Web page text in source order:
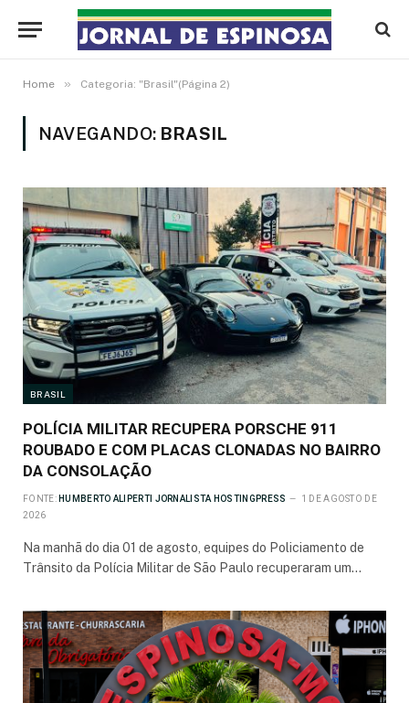
Home » Categoria: "Brasil"(Página 2)
NAVEGANDO: BRASIL
BRASIL
POLÍCIA MILITAR RECUPERA PORSCHE 911
ROUBADO E COM PLACAS CLONADAS NO BAIRRO
DA CONSOLAÇÃO
FONTE: HUMBERTO ALIPERTI JORNALISTA HOSTINGPRESS
1 DE AGOSTO DE
2026
Na manhã do dia 01 de agosto, equipes do Policiamento de
Trânsito da Polícia Militar de São Paulo recuperaram um…